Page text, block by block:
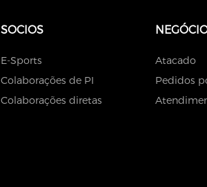
SOCIOS
E-Sports
Colaborações de PI
Colaborações diretas
Atacado
Pedidos